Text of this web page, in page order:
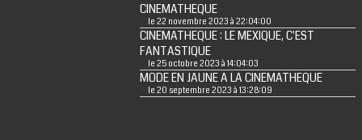
CINEMATHEQUE
le 22 novembre 2023 à 22:04:00
CINEMATHEQUE : LE MEXIQUE, C'EST
FANTASTIQUE
le 25 octobre 2023 à 14:04:03
MODE EN JAUNE A LA CINEMATHEQUE
le 20 septembre 2023 à 13:28:09